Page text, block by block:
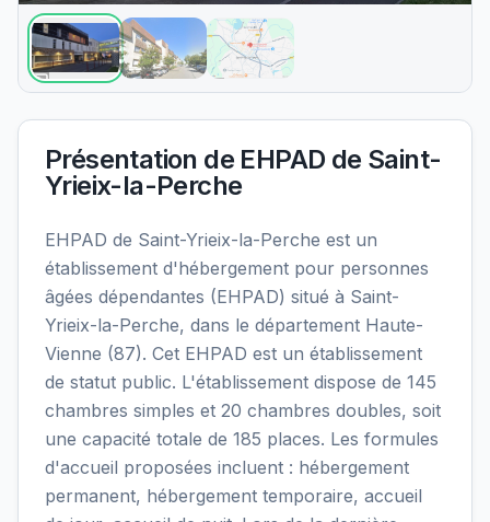
Présentation de EHPAD de Saint-
Yrieix-la-Perche
EHPAD de Saint-Yrieix-la-Perche est un
établissement d'hébergement pour personnes
âgées dépendantes (EHPAD) situé à Saint-
Yrieix-la-Perche, dans le département Haute-
Vienne (87). Cet EHPAD est un établissement
de statut public. L'établissement dispose de 145
chambres simples et 20 chambres doubles, soit
une capacité totale de 185 places. Les formules
d'accueil proposées incluent : hébergement
permanent, hébergement temporaire, accueil